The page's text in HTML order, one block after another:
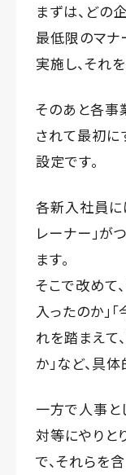
まずは、どの
最低限のマナ
実施し、それ
そのあと各事
されて最初に
設定です。
各新入社員に
レーナー」が
ます。
そこで改めて
入ったのか」
れを踏まえて
か」など、具
一方で人事と
対等にやりと
で、それらを